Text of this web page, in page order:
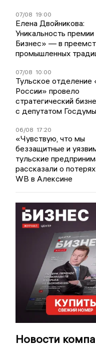
07/08 19:00
Елена Двойникова:
Уникальность
Бизнес» — в
промышленных
07/08 10:00
Тульское
России» провело
стратегический
с депутатом Госдумы
06/08 17:20
«Чувствую, что мы
беззащитные и
тульские
рассказали о
WB в Алексине
Новости